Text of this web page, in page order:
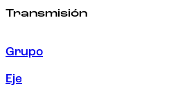
Transmisión
Grupo
Eje